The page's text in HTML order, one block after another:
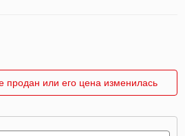
продан или его цена изменилась